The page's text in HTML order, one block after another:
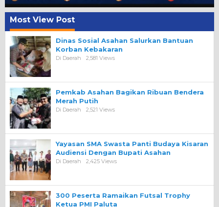
Most View Post
Dinas Sosial Asahan Salurkan Bantuan
Korban Kebakaran
Di Daerah 2,581 Views
Pemkab Asahan Bagikan Ribuan Bendera
Merah Putih
Di Daerah 2,521 Views
Yayasan SMA Swasta Panti Budaya Kisaran
Audiensi Dengan Bupati Asahan
Di Daerah 2,425 Views
300 Peserta Ramaikan Futsal Trophy
Ketua PMI Paluta